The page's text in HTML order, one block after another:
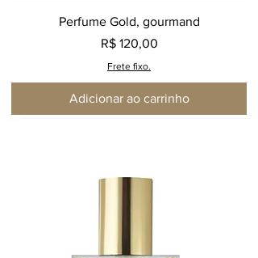
Perfume Gold, gourmand
Preço
R$ 120,00
Frete fixo.
Adicionar ao carrinho